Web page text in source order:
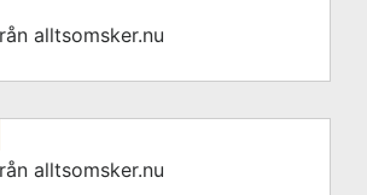
alltsomsker.nu
alltsomsker.nu